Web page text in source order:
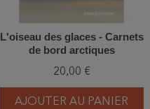
L'oiseau des glaces - Carnets
de bord arctiques
20,00 €
AJOUTER AU PANIER